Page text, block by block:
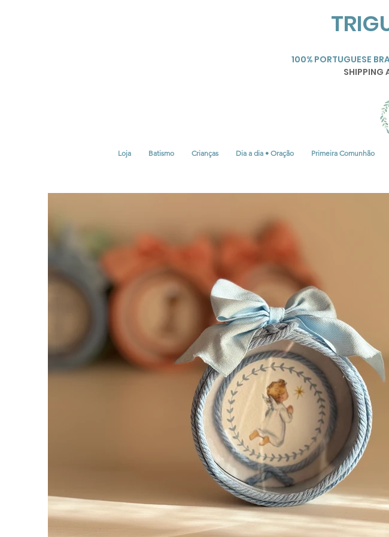
100% PORTUGUESE
SHIPPING
Loja Batismo Crianças Dia a dia • Oração Primeira Comunhão